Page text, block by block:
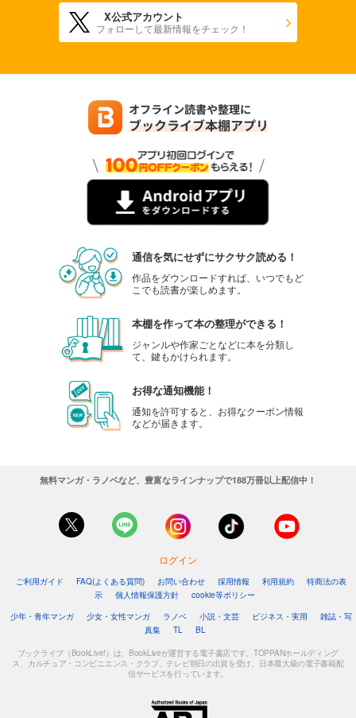
X公式アカウント
フォローして最新情報をチェック！
通信を気にせずにサクサク読める！
作品をダウンロードすれば、いつでもど
こでも読書が楽しめます。
本棚を作って本の整理ができる！
ジャンルや作家ごとなどに本を分類し
て、鍵もかけられます。
お得な通知機能！
通知を許可すると、お得なクーポン情報
などが届きます。
無料マンガ・ラノベなど、豊富なラインナップで188万冊以上配信中！
ログイン
ご利用ガイド FAQ(よくある質問) お問い合わせ 採用情報 利用規約
特商法の表
示
個人情報保護方針
cookie等ポリシー
少年・青年マンガ
少女・女性マンガ ラノベ 小説・文芸 ビジネス・実用
雑誌・写
真集
TL BL
ブックライブ（BookLive!）は、BookLiveが運営する電子書店です。TOPPANホールディング
ス、カルチュア・コンビニエンス・クラブ、テレビ朝日の出資を受け、日本最大級の電子書籍配
信サービスを行っています。